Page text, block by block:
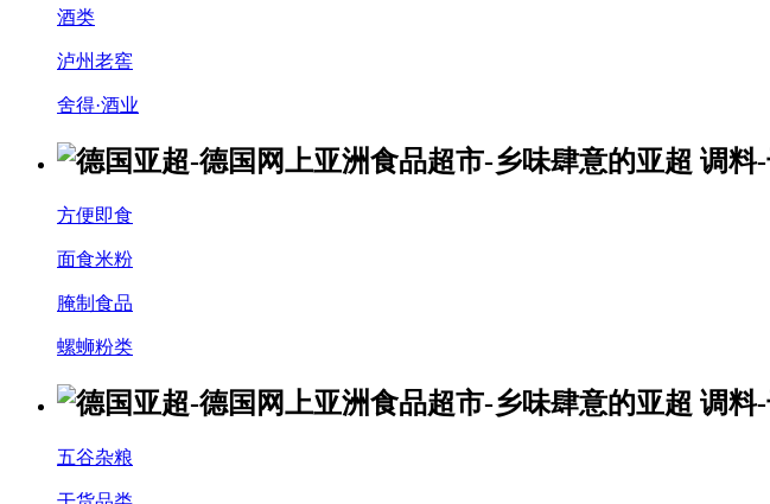
酒类
泸州老窖
舍得·酒业
方便即食
面食米粉
腌制食品
螺蛳粉类
五谷杂粮